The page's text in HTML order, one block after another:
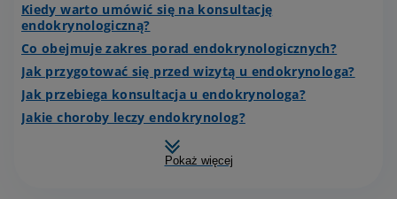
Kiedy warto umówić się na konsultację
endokrynologiczną?
Co obejmuje zakres porad endokrynologicznych?
Jak przygotować się przed wizytą u endokrynologa?
Jak przebiega konsultacja u endokrynologa?
Jakie choroby leczy endokrynolog?
Pokaż więcej